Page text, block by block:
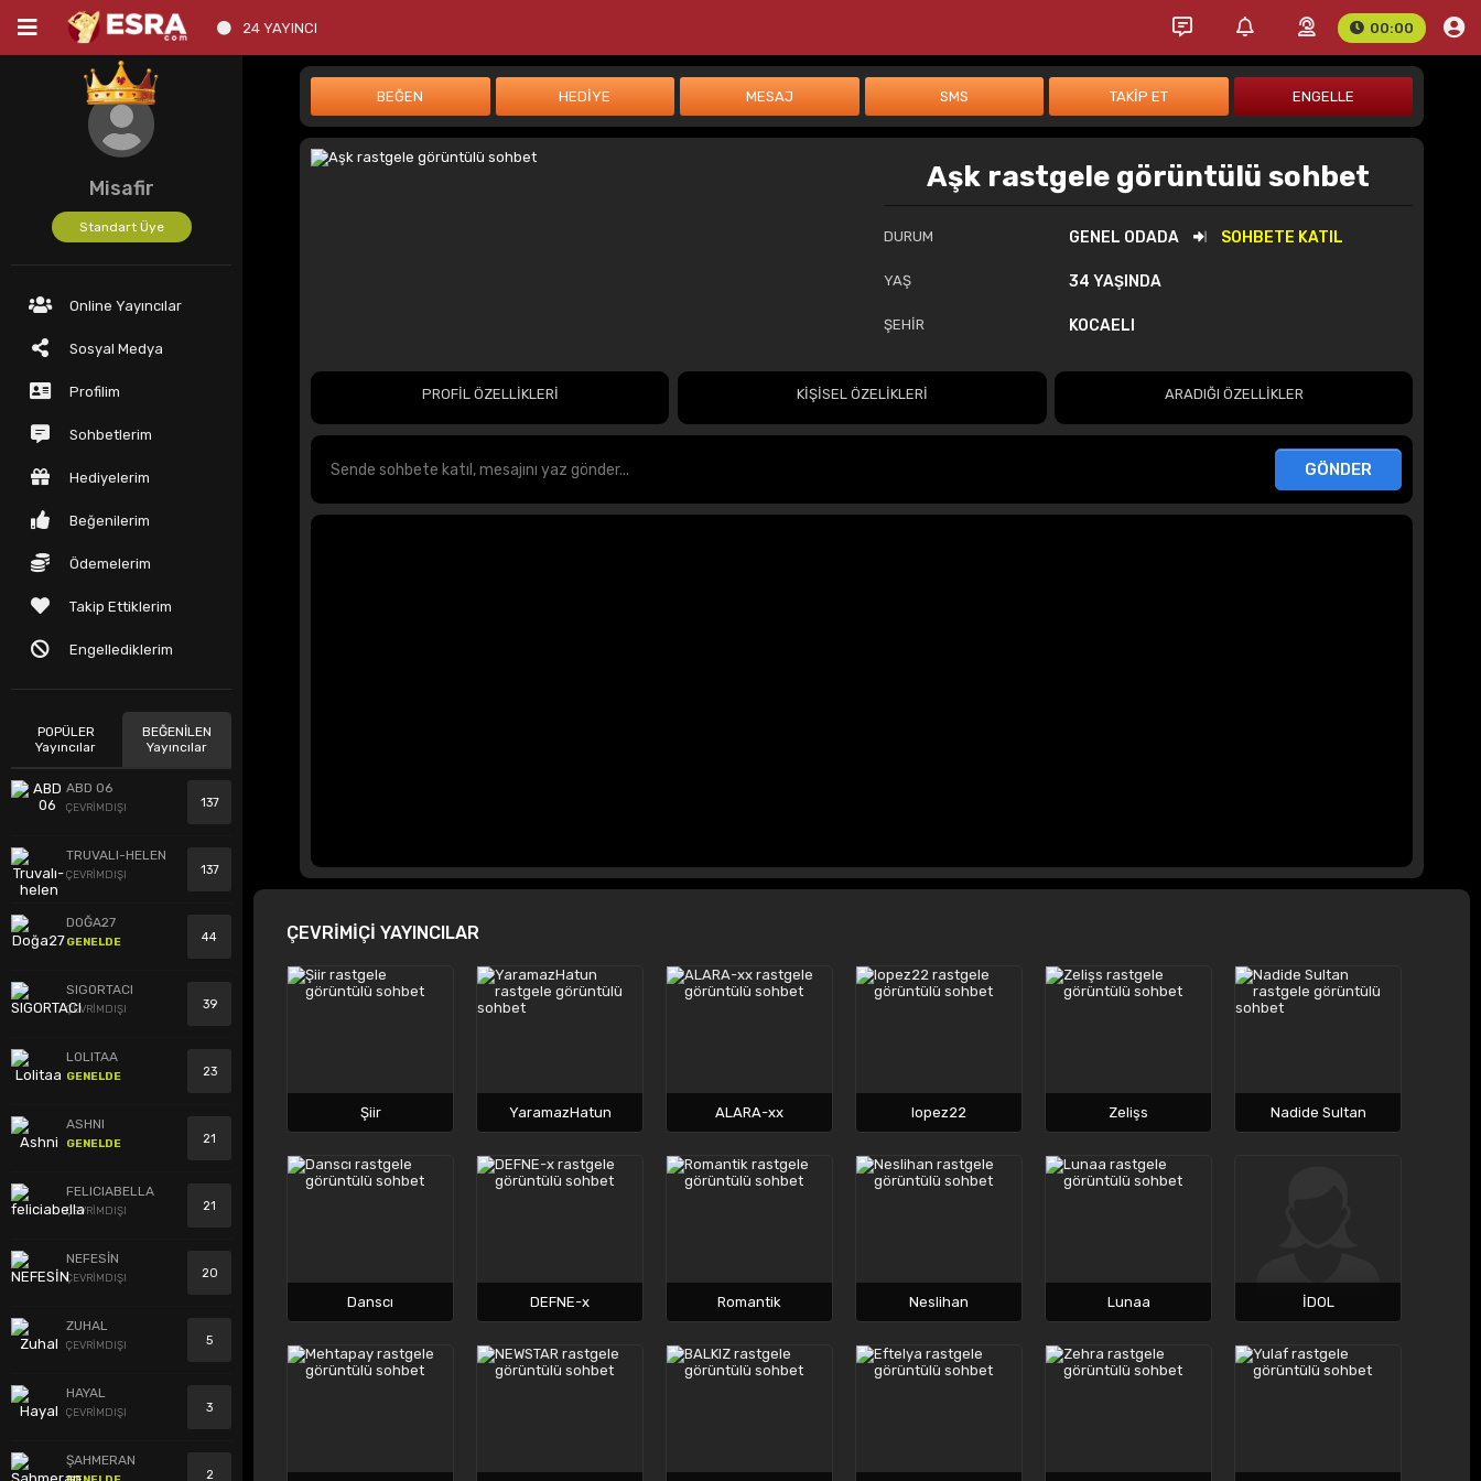
24 YAYINCI 00:00
Misafir
Standart Üye
Online Yayıncılar
Sosyal Medya
Profilim
Sohbetlerim
Hediyelerim
Beğenilerim
Ödemelerim
Takip Ettiklerim
Engellediklerim
POPÜLER
Yayıncılar
BEĞENİLEN
Yayıncılar
ABD 06
ÇEVRİMDIŞI 137
TRUVALI-HELEN
ÇEVRİMDIŞI 137
DOĞA27
GENELDE 44
SIGORTACI
ÇEVRİMDIŞI 39
LOLITAA
GENELDE 23
ASHNI
GENELDE 21
FELICIABELLA
ÇEVRİMDIŞI 21
NEFESİN
ÇEVRİMDIŞI 20
ZUHAL
ÇEVRİMDIŞI 5
HAYAL
ÇEVRİMDIŞI 3
ŞAHMERAN
2
Aşk rastgele görüntülü sohbet
DURUM GENEL ODADA SOHBETE KATIL
YAŞ 34 YAŞINDA
ŞEHİR KOCAELI
PROFİL ÖZELLİKLERİ KİŞİSEL ÖZELİKLERİ ARADIĞI ÖZELLİKLER
ÇEVRİMİÇİ YAYINCILAR
Şiir YaramazHatun ALARA-xx lopez22 Zelişs Nadide Sultan
Danscı DEFNE-x Romantik Neslihan Lunaa İDOL